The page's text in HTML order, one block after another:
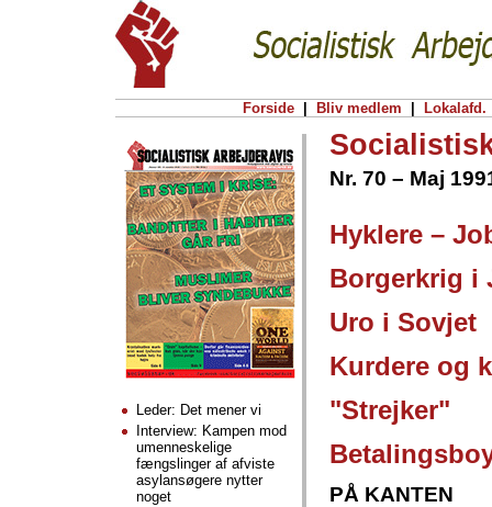
Forside Bliv medlem Lokalafd.
Nr. 70 – Maj
Hyklere –
Borgerkrig i
Uro i Sovjet
Kurdere og
"Strejker"
PÅ KANTEN
Leder: Det mener vi
Interview: Kampen mod
umenneskelige
fængslinger af afviste
asylansøgere nytter
noget